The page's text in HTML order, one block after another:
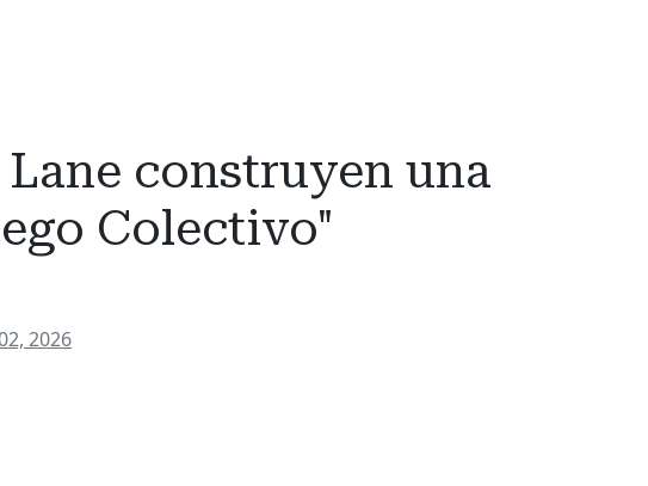
construyen una
Colectivo"
2026